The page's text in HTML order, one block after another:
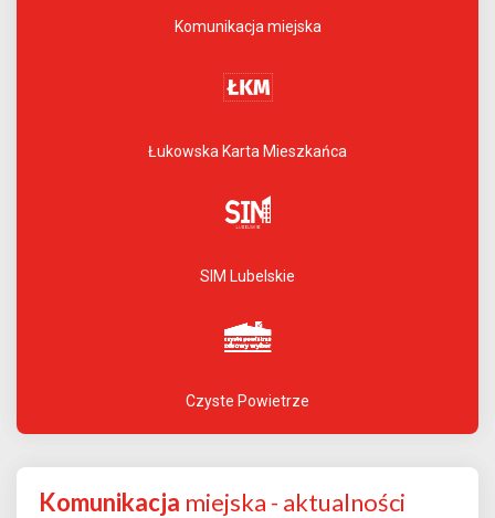
Komunikacja miejska
Łukowska Karta Mieszkańca
SIM Lubelskie
Czyste Powietrze
Komunikacja miejska - aktualności